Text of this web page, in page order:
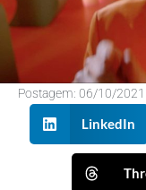
Postagem: 06/10/2021
LinkedIn